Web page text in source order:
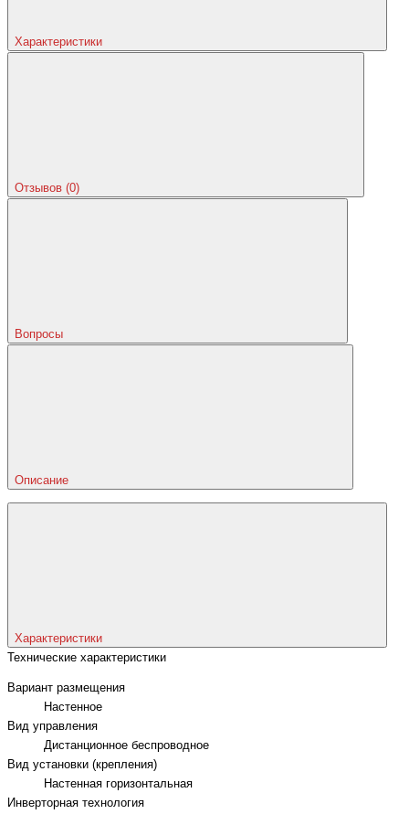
Характеристики
Отзывов (0)
Вопросы
Описание
Характеристики
Технические характеристики
Вариант размещения
Настенное
Вид управления
Дистанционное беспроводное
Вид установки (крепления)
Настенная горизонтальная
Инверторная технология